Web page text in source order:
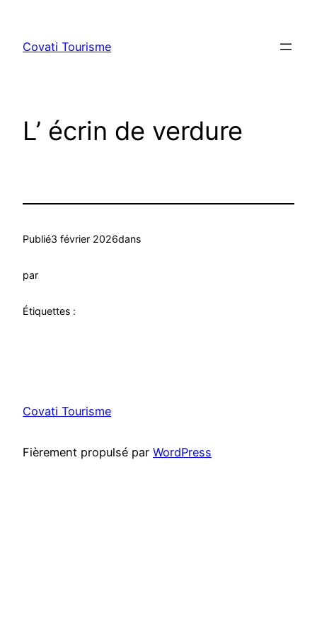
contenu
Covati Tourisme
L’ écrin de verdure
Publié3 février 2026dans
par
Étiquettes :
Covati Tourisme
Fièrement propulsé par WordPress